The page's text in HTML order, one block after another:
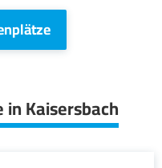
Kaisersbach